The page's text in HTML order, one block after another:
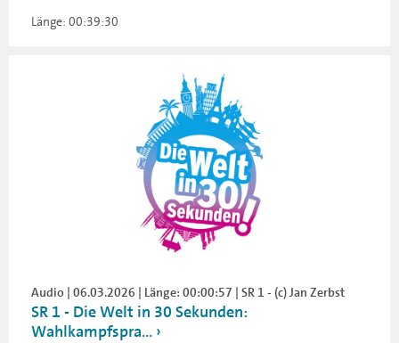
Länge: 00:39:30
Audio | 06.03.2026 | Länge: 00:00:57 | SR 1 - (c) Jan Zerbst
SR 1 - Die Welt in 30 Sekunden:
Wahlkampfspra...